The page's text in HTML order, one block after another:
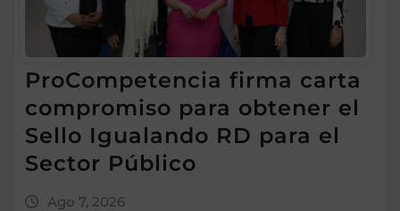
ProCompetencia firma carta
compromiso para obtener el
Sello Igualando RD para el
Sector Público
Ago 7, 2026